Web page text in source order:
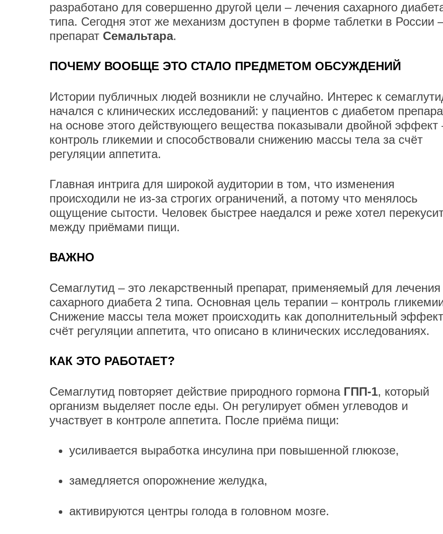
разработано для совершенно другой цели – лечения сахарного
типа. Сегодня этот же механизм доступен в форме таблетки в России
препарат Семальтара.
ПОЧЕМУ ВООБЩЕ ЭТО СТАЛО ПРЕДМЕТОМ ОБСУЖДЕНИЙ
Истории публичных людей возникли не случайно. Интерес к
начался с клинических исследований: у пациентов с диабетом
на основе этого действующего вещества показывали двойной эффект
контроль гликемии и способствовали снижению массы тела за счёт
регуляции аппетита.
Главная интрига для широкой аудитории в том, что изменения
происходили не из-за строгих ограничений, а потому что менялось
ощущение сытости. Человек быстрее наедался и реже хотел
между приёмами пищи.
ВАЖНО
Семаглутид – это лекарственный препарат, применяемый для лечения
сахарного диабета 2 типа. Основная цель терапии – контроль
Снижение массы тела может происходить как дополнительный
счёт регуляции аппетита, что описано в клинических исследованиях.
КАК ЭТО РАБОТАЕТ?
Семаглутид повторяет действие природного гормона ГПП-1, который
организм выделяет после еды. Он регулирует обмен углеводов и
участвует в контроле аппетита. После приёма пищи:
усиливается выработка инсулина при повышенной глюкозе,
замедляется опорожнение желудка,
активируются центры голода в головном мозге.